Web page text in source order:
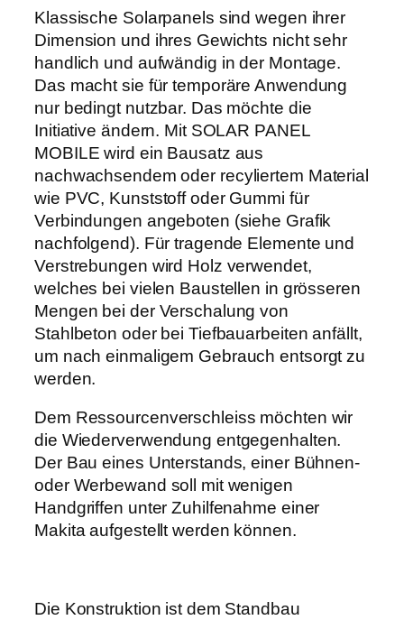
Klassische Solarpanels sind wegen ihrer
Dimension und ihres Gewichts nicht sehr
handlich und aufwändig in der Montage.
Das macht sie für temporäre Anwendung
nur bedingt nutzbar. Das möchte die
Initiative ändern. Mit SOLAR PANEL
MOBILE wird ein Bausatz aus
nachwachsendem oder recyliertem Material
wie PVC, Kunststoff oder Gummi für
Verbindungen angeboten (siehe Grafik
nachfolgend). Für tragende Elemente und
Verstrebungen wird Holz verwendet,
welches bei vielen Baustellen in grösseren
Mengen bei der Verschalung von
Stahlbeton oder bei Tiefbauarbeiten anfällt,
um nach einmaligem Gebrauch entsorgt zu
werden.
Dem Ressourcenverschleiss möchten wir
die Wiederverwendung entgegenhalten.
Der Bau eines Unterstands, einer Bühnen-
oder Werbewand soll mit wenigen
Handgriffen unter Zuhilfenahme einer
Makita aufgestellt werden können.
Die Konstruktion ist dem Standbau